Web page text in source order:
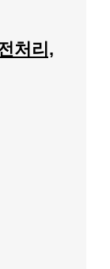
처리,